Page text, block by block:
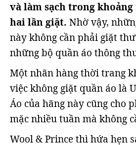
và làm sạch trong
hai lần giặt. Nhờ vậy,
này không cần phải giặt
những bộ quần áo thông
Một nhãn hàng thời trang
việc không giặt quần áo là
Áo của hãng này cũng cho
mặc nhiều tuần mà không
Wool & Prince thì hứa hẹn